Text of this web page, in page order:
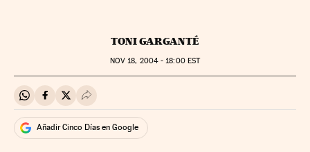
TONI GARGANTÉ
NOV 18, 2004 - 18:00EST
Compartir en Whatsapp
Compartir en Facebook
Compartir en Twitter
Desplegar Redes Sociales
Añadir Cinco Días en Google